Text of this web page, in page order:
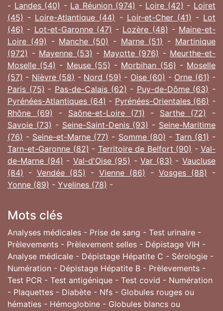
- Landes (40) - La Réunion (974) - Loire (42) - Loiret
(45) - Loire-Atlantique (44) - Loir-et-Cher (41) - Lot
(46) - Lot-et-Garonne (47) - Lozère (48) - Maine-et-
Loire (49) - Manche (50) - Marne (51) - Martinique
(972) - Mayenne (53) - Mayotte (976) - Meurthe-et-
Moselle (54) - Meuse (55) - Morbihan (56) - Moselle
(57) - Nièvre (58) - Nord (59) - Oise (60) - Orne (61) -
Paris (75) - Pas-de-Calais (62) - Puy-de-Dôme (63) -
Pyrénées-Atlantiques (64) - Pyrénées-Orientales (66) -
Rhône (69) - Saône-et-Loire (71) - Sarthe (72)
-
Savoie (73) - Seine-Saint-Denis (93) - Seine-Maritime
(76) - Seine-et-Marne (77) - Somme (80) - Tarn (81) -
Tarn-et-Garonne (82) - Territoire de Belfort (90) - Val-
de-Marne (94) - Val-d'Oise (95) -Var (83) -Vaucluse
(84) - Vendée (85) - Vienne (86) - Vosges (88) -
Yonne (89) - Yvelines (78) -
Mots clés
Analyses médicales - Prise de sang - Test urinaire -
Prèlevements - Prèlevement selles - Dépistage VIH -
Analyse médicale - Dépistage Hépatite C - Sérologie -
Numération - Dépistage Hépatite B - Prèlevements -
Test PCR - Test antigénique - Test covid - Numération
- Plaquettes - Diabète - Nfs - Globules rouges ou
hématies - Hémoglobine - Globules blancs ou